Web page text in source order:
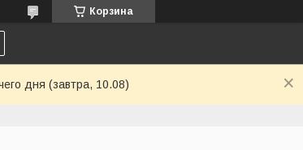
Корзина
дня (завтра, 10.08)